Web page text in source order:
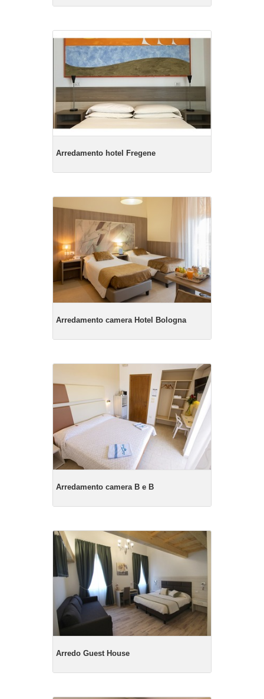
Arredamento hotel Fregene
Arredamento camera Hotel Bologna
Arredamento camera B e B
Arredo Guest House